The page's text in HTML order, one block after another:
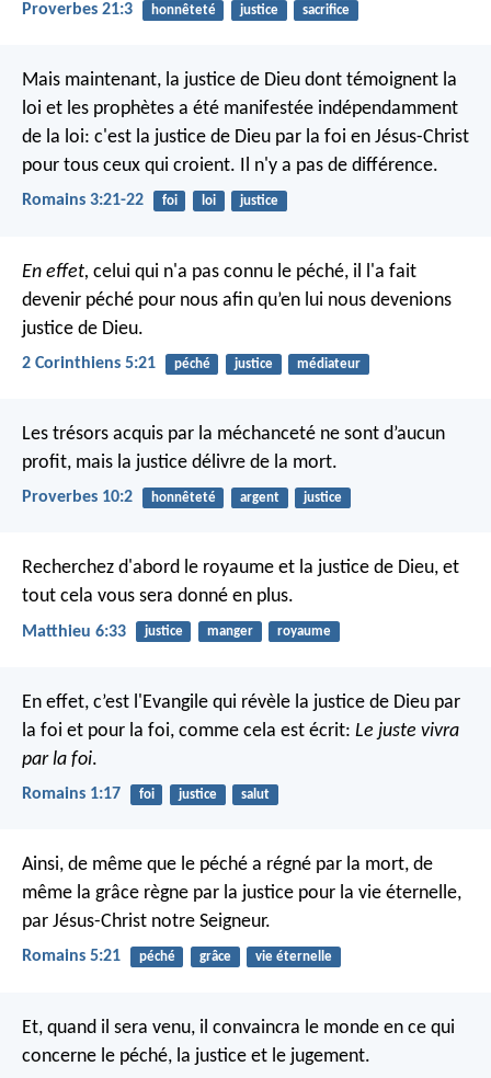
Proverbes 21:3 honnêteté justice sacrifice
Mais maintenant, la justice de Dieu dont témoignent la
loi et les prophètes a été manifestée indépendamment
de la loi: c'est la justice de Dieu par la foi en Jésus-Christ
pour tous ceux qui croient. Il n'y a pas de différence.
Romains 3:21-22 foi loi justice
En effet, celui qui n'a pas connu le péché, il l'a fait
devenir péché pour nous afin qu’en lui nous devenions
justice de Dieu.
2 Corinthiens 5:21 péché justice médiateur
Les trésors acquis par la méchanceté ne sont d’aucun
profit, mais la justice délivre de la mort.
Proverbes 10:2 honnêteté argent justice
Recherchez d'abord le royaume et la justice de Dieu, et
tout cela vous sera donné en plus.
Matthieu 6:33 justice manger royaume
En effet, c’est l'Evangile qui révèle la justice de Dieu par
la foi et pour la foi, comme cela est écrit: Le juste vivra
par la foi.
Romains 1:17 foi justice salut
Ainsi, de même que le péché a régné par la mort, de
même la grâce règne par la justice pour la vie éternelle,
par Jésus-Christ notre Seigneur.
Romains 5:21 péché grâce vie éternelle
Et, quand il sera venu, il convaincra le monde en ce qui
concerne le péché, la justice et le jugement.